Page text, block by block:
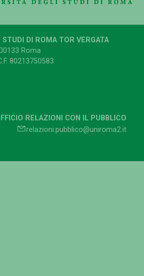
STUDI DI ROMA TOR VERGATA
Roma
80213750583
RELAZIONI CON IL PUBBLICO
relazioni.pubblico@uniroma2.it